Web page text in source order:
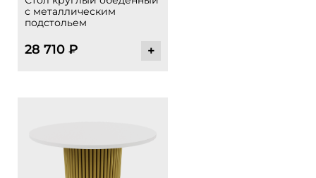
с металлическим
подстольем
28 710 ₽ +